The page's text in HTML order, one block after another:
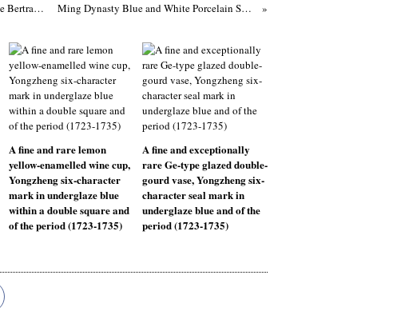
Silver Treasures from the Collection of Baron and Baronne Bertrand de Giey sold at Sotheby's London, 2 July 2025 Ming Dynasty Blue and White Porcelain Sold at Christie's Paris, 10 June 2025
A fine and rare lemon
yellow-enamelled wine cup,
Yongzheng six-character
mark in underglaze blue
within a double square and
of the period (1723-1735)
A fine and exceptionally
rare Ge-type glazed double-
gourd vase, Yongzheng six-
character seal mark in
underglaze blue and of the
period (1723-1735)